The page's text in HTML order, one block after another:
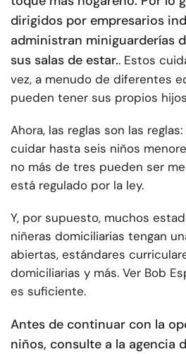
dirigidos por empresarios
administran miniguarderías
sus salas de estar.. Estos
vez, a menudo de diferentes
pueden tener sus propios
Ahora, las reglas son las
cuidar hasta seis niños
no más de tres pueden ser
está regulado por la ley.
Y, por supuesto, muchos
niñeras domiciliarias tengan
abiertas, estándares
domiciliarias y más. Ver Bob
es suficiente.
Antes de continuar con la
niños, consulte a la agencia